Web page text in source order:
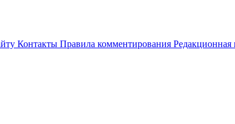
Контакты Правила комментирования Редакционная